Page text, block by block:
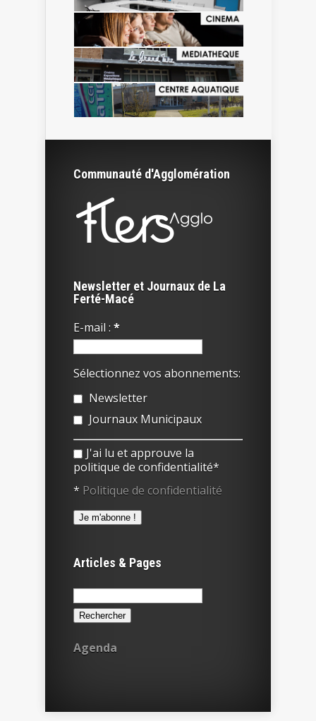
Communauté d'Agglomération
Newsletter et Journaux de La
Ferté-Macé
E-mail : *
Sélectionnez vos abonnements:
Newsletter
Journaux Municipaux
J'ai lu et approuve la
politique de confidentialité*
* Politique de confidentialité
Articles & Pages
Rechercher :
Agenda